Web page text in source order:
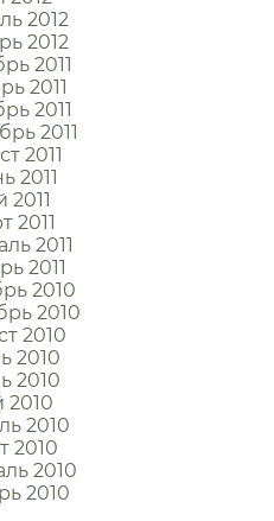
2012
2012
2011
2011
2011
2011
2011
2011
2011
2011
2011
2011
2010
2010
2010
2010
2010
2010
2010
2010
2010
2010